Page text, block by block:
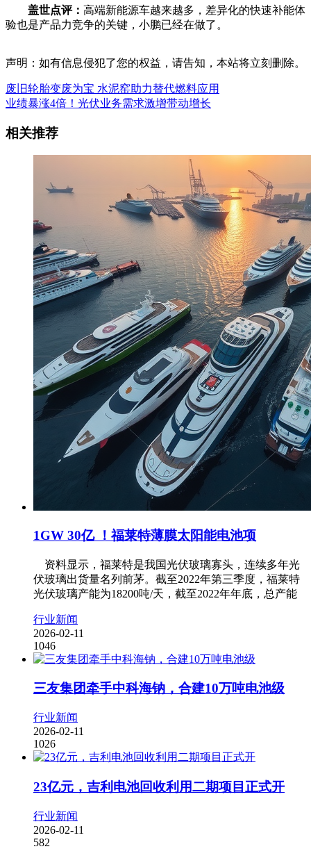
盖世点评： 高端新能源车越来越多，差异化的快速补能体
验也是产品力竞争的关键，小鹏已经在做了。
声明：如有信息侵犯了您的权益，请告知，本站将立刻删除。
废旧轮胎变废为宝 水泥窑助力替代燃料应用
业绩暴涨4倍！光伏业务需求激增带动增长
相关推荐
1GW 30亿 ！福莱特薄膜太阳能电池项
资料显示，福莱特是我国光伏玻璃寡头，连续多年光
伏玻璃出货量名列前茅。截至2022年第三季度，福莱特
光伏玻璃产能为18200吨/天，截至2022年年底，总产能
行业新闻
2026-02-11
1046
三友集团牵手中科海钠，合建10万吨电池级
行业新闻
2026-02-11
1026
23亿元，吉利电池回收利用二期项目正式开
行业新闻
2026-02-11
582